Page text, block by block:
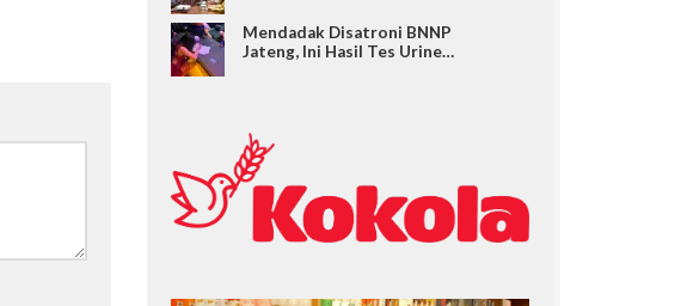
Mendadak Disatroni BNNP
Jateng, Ini Hasil Tes Urine…